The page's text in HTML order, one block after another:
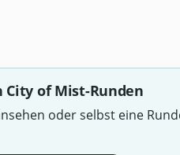
of Mist-Runden
oder selbst eine